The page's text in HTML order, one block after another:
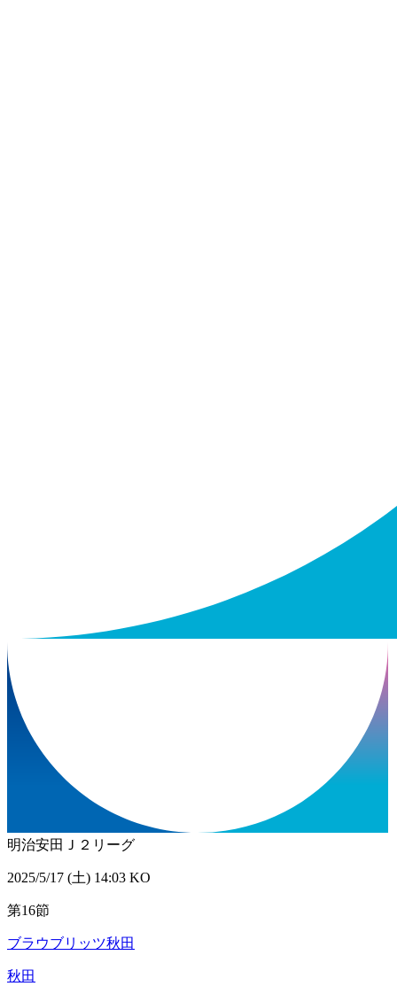
明治安田Ｊ２リーグ
2025/5/17 (土) 14:03 KO
第16節
ブラウブリッツ秋田
秋田